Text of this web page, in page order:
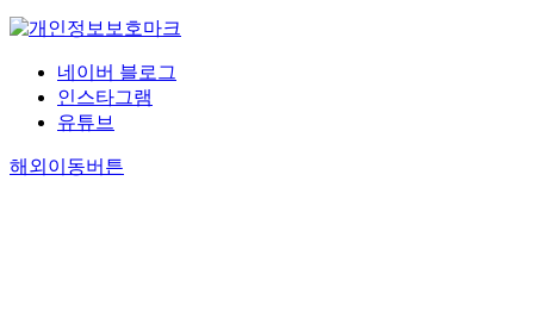
네이버 블로그
인스타그램
유튜브
해외이동버튼